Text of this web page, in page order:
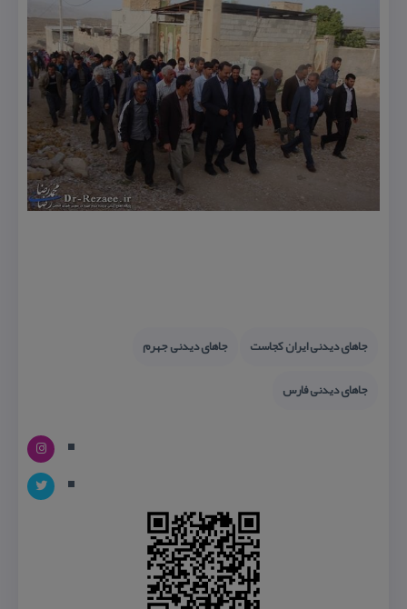
جاهای دیدنی ایران كجاست
جاهای دیدنی جهرم
جاهای دیدنی فارس